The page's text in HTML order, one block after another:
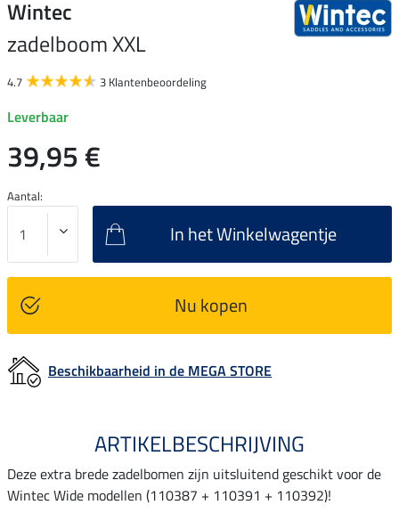
Wintec
zadelboom XXL
4.7 3 Klantenbeoordeling
Leverbaar
39,95 €
Aantal:
In het Winkelwagentje
Nu kopen
Beschikbaarheid in de MEGA STORE
ARTIKELBESCHRIJVING
Deze extra brede zadelbomen zijn uitsluitend geschikt voor de
Wintec Wide modellen (110387 + 110391 + 110392)!